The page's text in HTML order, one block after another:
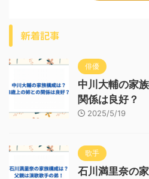
新着記事
俳優
中川大輔の家
関係は良好？
2025/5/19
歌手
石川満里奈の